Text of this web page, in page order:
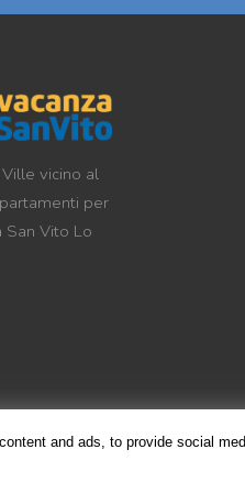
vicino al
per
San Vito Lo
and ads, to provide social